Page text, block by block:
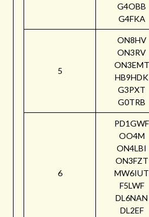
G4OBB
G4FKA
5
ON8HV
ON3RV
ON3EMT
HB9HDK
G3PXT
G0TRB
6
PD1GWF
OO4M
ON4LBI
ON3FZT
MW6IUT
F5LWF
DL6NAN
DL2EF